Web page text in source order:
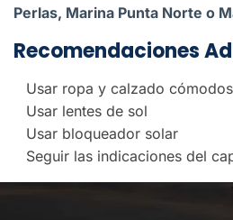
Perlas, Marina Punta Norte o
Recomendaciones
Usar ropa y calzado cómodos
Usar lentes de sol
Usar bloqueador solar
Seguir las indicaciones del